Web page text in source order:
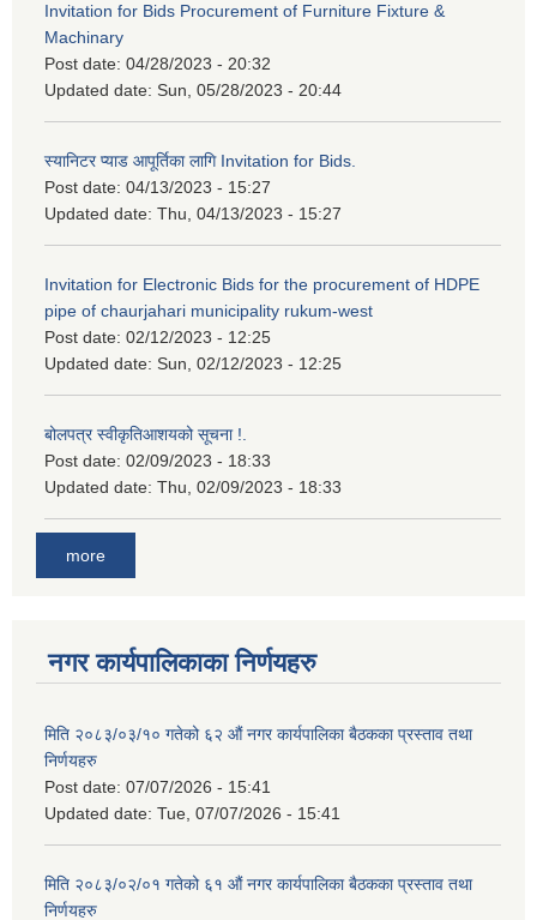
Invitation for Bids Procurement of Furniture Fixture &
Machinary
Post date: 04/28/2023 - 20:32
Updated date: Sun, 05/28/2023 - 20:44
स्यानिटर प्याड आपूर्तिका लागि Invitation for Bids.
Post date: 04/13/2023 - 15:27
Updated date: Thu, 04/13/2023 - 15:27
Invitation for Electronic Bids for the procurement of HDPE
pipe of chaurjahari municipality rukum-west
Post date: 02/12/2023 - 12:25
Updated date: Sun, 02/12/2023 - 12:25
बोलपत्र स्वीकृतिआशयको सूचना !.
Post date: 02/09/2023 - 18:33
Updated date: Thu, 02/09/2023 - 18:33
more
नगर कार्यपालिकाका निर्णयहरु
मिति २०८३/०३/१० गतेको ६२ औं नगर कार्यपालिका बैठकका प्रस्ताव तथा
निर्णयहरु
Post date: 07/07/2026 - 15:41
Updated date: Tue, 07/07/2026 - 15:41
मिति २०८३/०२/०१ गतेको ६१ औं नगर कार्यपालिका बैठकका प्रस्ताव तथा
निर्णयहरु